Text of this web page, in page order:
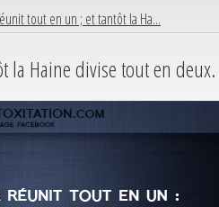
tout en un ; et tantôt la Ha...
Haine divise tout en deux.